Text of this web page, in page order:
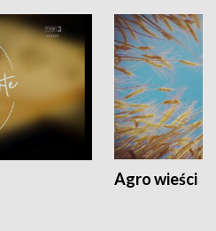
Agro wieści